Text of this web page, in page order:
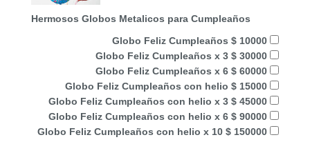
Hermosos Globos Metalicos para Cumpleaños
Globo Feliz Cumpleaños $ 10000
Globo Feliz Cumpleaños x 3 $ 30000
Globo Feliz Cumpleaños x 6 $ 60000
Globo Feliz Cumpleaños con helio $ 15000
Globo Feliz Cumpleaños con helio x 3 $ 45000
Globo Feliz Cumpleaños con helio x 6 $ 90000
Globo Feliz Cumpleaños con helio x 10 $ 150000